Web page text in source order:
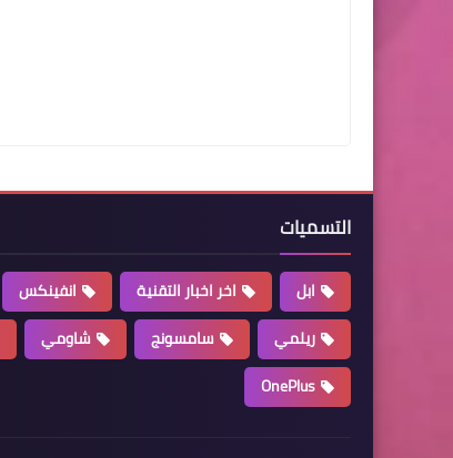
التسميات
ابل اخر اخبار التقنية انفينكس
ريلمي
سامسونج شاومي
OnePlus